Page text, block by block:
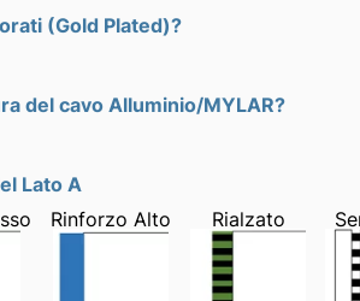
(Gold Plated)?
del cavo Alluminio/MYLAR?
Lato A
Rinforzo Alto Rialzato